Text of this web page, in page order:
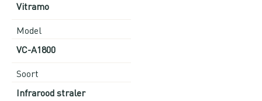
Vitramo
Model
VC-A1800
Soort
Infrarood straler